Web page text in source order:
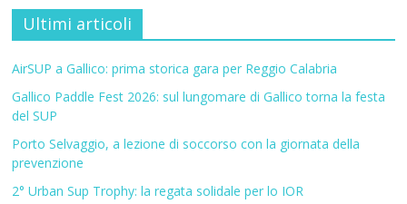
Ultimi articoli
AirSUP a Gallico: prima storica gara per Reggio Calabria
Gallico Paddle Fest 2026: sul lungomare di Gallico torna la festa
del SUP
Porto Selvaggio, a lezione di soccorso con la giornata della
prevenzione
2° Urban Sup Trophy: la regata solidale per lo IOR